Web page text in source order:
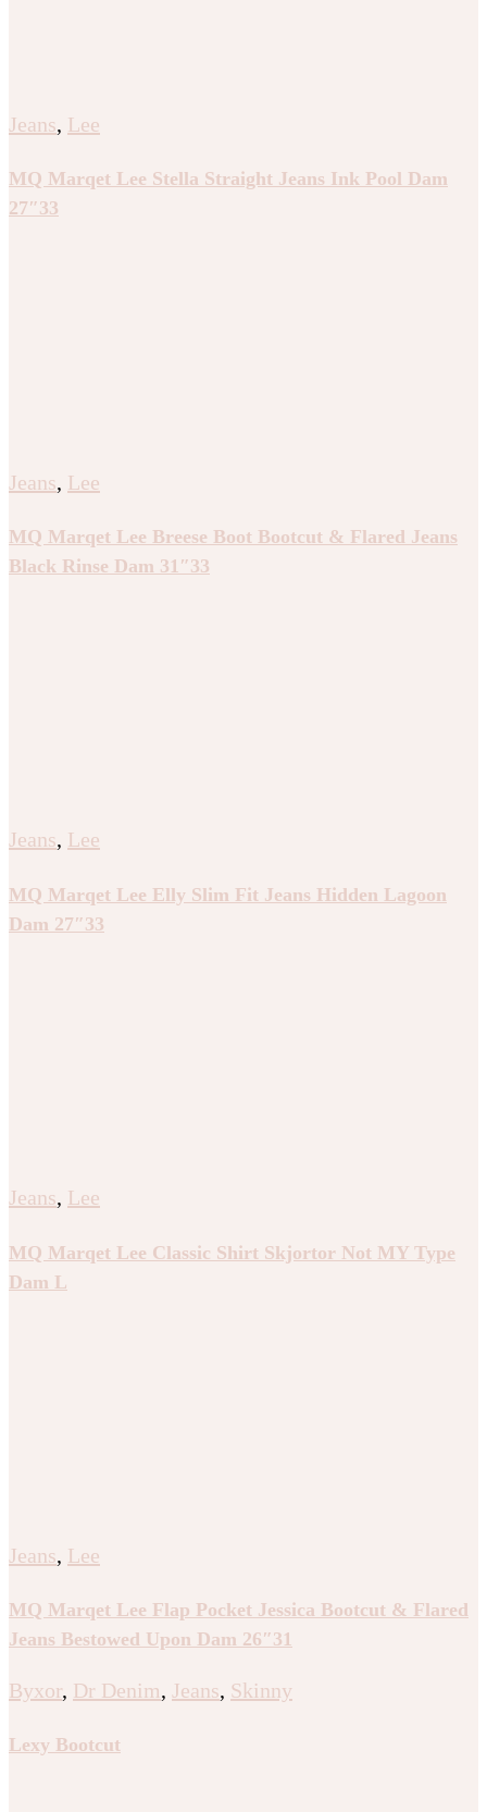
Jeans, Lee
MQ Marqet Lee Stella Straight Jeans Ink Pool Dam
27″33
Jeans, Lee
MQ Marqet Lee Breese Boot Bootcut & Flared Jeans
Black Rinse Dam 31″33
Jeans, Lee
MQ Marqet Lee Elly Slim Fit Jeans Hidden Lagoon
Dam 27″33
Jeans, Lee
MQ Marqet Lee Classic Shirt Skjortor Not MY Type
Dam L
Jeans, Lee
MQ Marqet Lee Flap Pocket Jessica Bootcut & Flared
Jeans Bestowed Upon Dam 26″31
Byxor, Dr Denim, Jeans, Skinny
Lexy Bootcut